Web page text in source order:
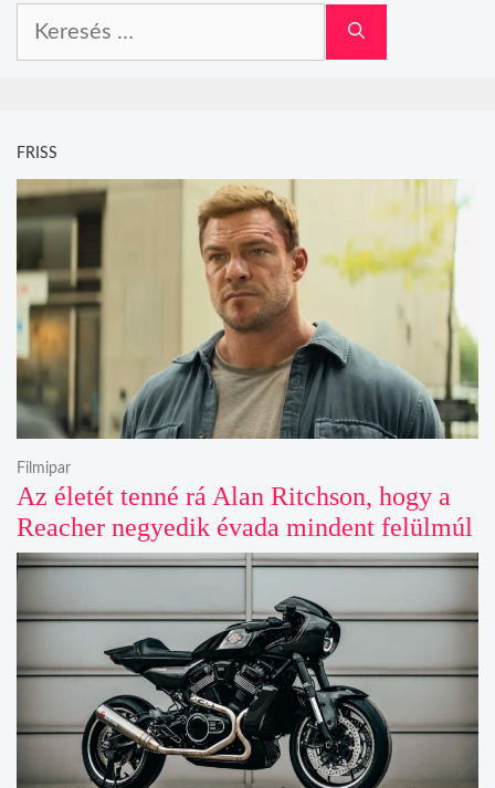
FRISS
Az életét tenné rá Alan Ritchson, hogy a
Reacher negyedik évada mindent felülmúl
Filmipar